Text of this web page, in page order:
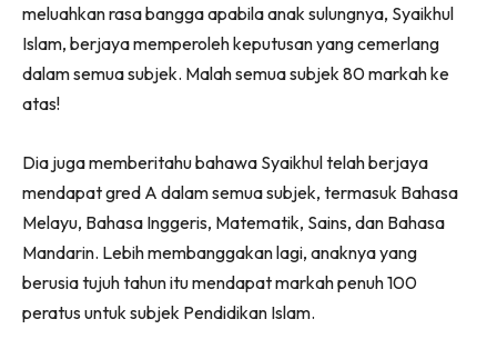
meluahkan rasa bangga apabila anak sulungnya, Syaikhul
Islam, berjaya memperoleh keputusan yang cemerlang
dalam semua subjek. Malah semua subjek 80 markah ke
atas!
Dia juga memberitahu bahawa Syaikhul telah berjaya
mendapat gred A dalam semua subjek, termasuk Bahasa
Melayu, Bahasa Inggeris, Matematik, Sains, dan Bahasa
Mandarin. Lebih membanggakan lagi, anaknya yang
berusia tujuh tahun itu mendapat markah penuh 100
peratus untuk subjek Pendidikan Islam.